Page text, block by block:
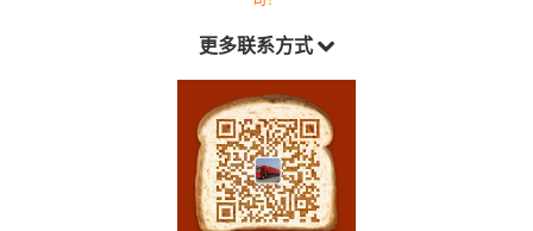
更多联系方式